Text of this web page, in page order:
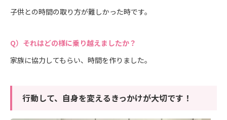
子供との時間の取り方が難しかった時です。
それはどの様に乗り越えましたか？
家族に協力してもらい、時間を作りました。
行動して、自身を変えるきっかけが大切です！